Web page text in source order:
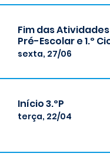
Fim das
Pré-Escolar e 1.º
sexta, 27/06
Início 3.ºP
terça, 22/04